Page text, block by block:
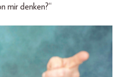
mir denken?“